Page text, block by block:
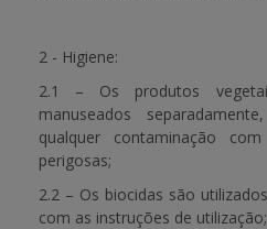
2 - Higiene:
2.1 – Os produtos
manuseados
qualquer contaminação
perigosas;
2.2 – Os biocidas são
com as instruções de utilização;